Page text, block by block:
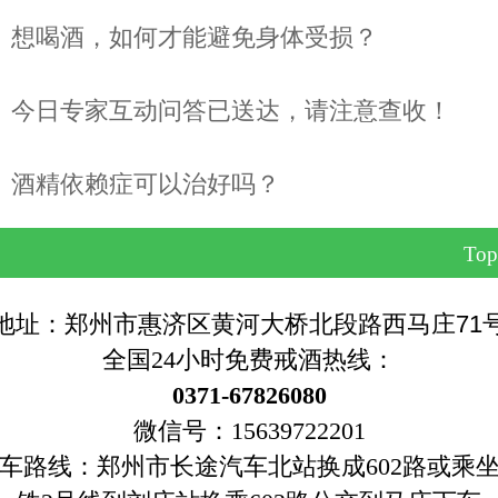
想喝酒，如何才能避免身体受损？
今日专家互动问答已送达，请注意查收！
酒精依赖症可以治好吗？
Top
址：郑州市惠济区黄河大桥北段路西马庄71
全国24小时免费戒酒热线：
0371-67826080
微信号：15639722201
路线：郑州市长途汽车北站换成602路或乘